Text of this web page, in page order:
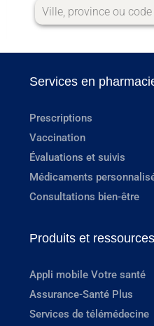
Services en
Prescriptions
Vaccination
Évaluations et suivis
Médicaments
Consultations bien-être
Produits et ressources
Appli mobile Votre santé
Assurance-Santé Plus
Services de télémédecine